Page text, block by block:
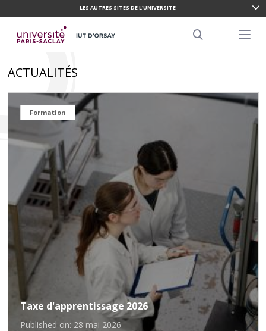
CONTENU
PRINCIPAL
LES AUTRES SITES DE L'UNIVERSITE
Menu
ACTUALITÉS
Formation
Taxe d'apprentissage 2026
Published on: 28 mai 2026